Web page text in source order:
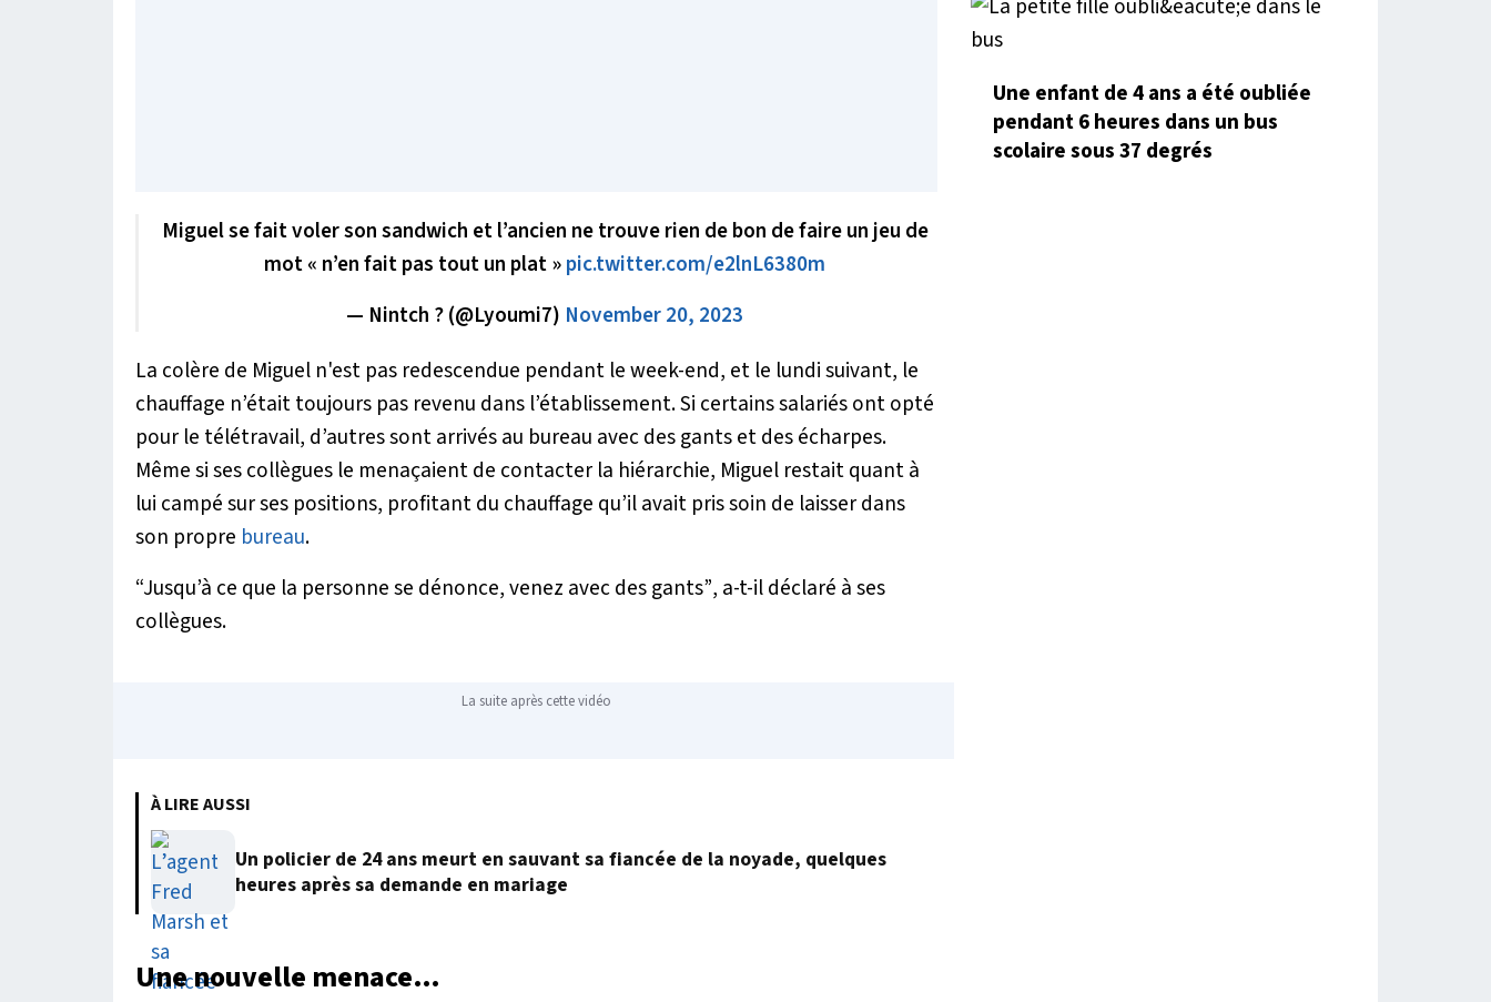
Miguel se fait voler son sandwich et l’ancien ne trouve rien de bon de faire un jeu de
mot « n’en fait pas tout un plat »pic.twitter.com/e2lnL6380m
— Nintch ? (@Lyoumi7) November 20, 2023
La colère de Miguel n'est pas redescendue pendant le week-end, et le lundi suivant, le
chauffage n’était toujours pas revenu dans l’établissement. Si certains salariés ont opté
pour le télétravail, d’autres sont arrivés au bureau avec des gants et des écharpes.
Même si ses collègues le menaçaient de contacter la hiérarchie, Miguel restait quant à
lui campé sur ses positions, profitant du chauffage qu’il avait pris soin de laisser dans
son propre bureau.
“Jusqu’à ce que la personne se dénonce, venez avec des gants”, a-t-il déclaré à ses
collègues.
La suite après cette vidéo
À LIRE AUSSI
Un policier de 24 ans meurt en sauvant sa fiancée de la noyade, quelques
heures après sa demande en mariage
Une nouvelle menace…
Une enfant de 4 ans a été oubliée
pendant 6 heures dans un bus
scolaire sous 37 degrés